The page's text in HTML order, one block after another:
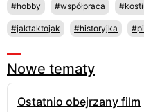
#hobby #współpraca
#jaktaktojak #historyjka
Nowe tematy
Ostatnio obejrzany film